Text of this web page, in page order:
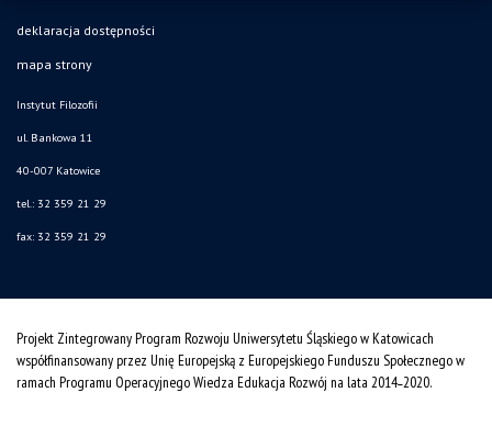
deklaracja dostępności
mapa strony
Instytut Filozofii
ul. Bankowa 11
40-007 Katowice
tel.: 32 359 21 29
fax: 32 359 21 29
Projekt Zintegrowany Program Rozwoju Uniwersytetu Śląskiego w Katowicach
współfinansowany przez Unię Europejską z Europejskiego Funduszu Społecznego w
ramach Programu Operacyjnego Wiedza Edukacja Rozwój na lata 2014˗2020.